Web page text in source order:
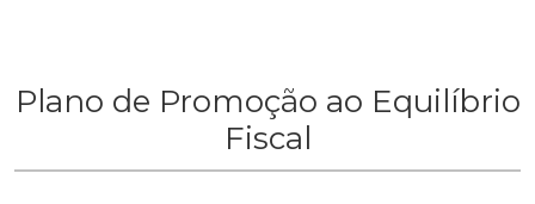
Plano de Promoção ao Equilíbrio
Fiscal